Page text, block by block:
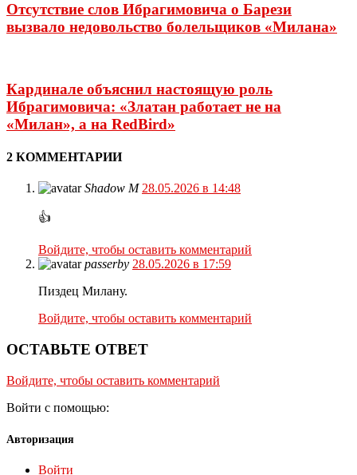
Отсутствие слов Ибрагимовича о Барези
вызвало недовольство болельщиков «Милана»
Кардинале объяснил настоящую роль
Ибрагимовича: «Златан работает не на
«Милан», а на RedBird»
2 КОММЕНТАРИИ
Shadow M 28.05.2026 в 14:48
👍
Войдите, чтобы оставить комментарий
passerby 28.05.2026 в 17:59
Пиздец Милану.
Войдите, чтобы оставить комментарий
ОСТАВЬТЕ ОТВЕТ
Войдите, чтобы оставить комментарий
Войти с помощью:
Авторизация
Войти